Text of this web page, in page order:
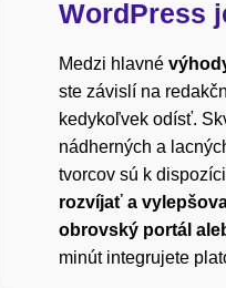
WordPress
Medzi hlavné
ste závislí na
kedykoľvek odísť.
nádherných a
tvorcov sú k
rozvíjať a
obrovský portál
minút integrujete